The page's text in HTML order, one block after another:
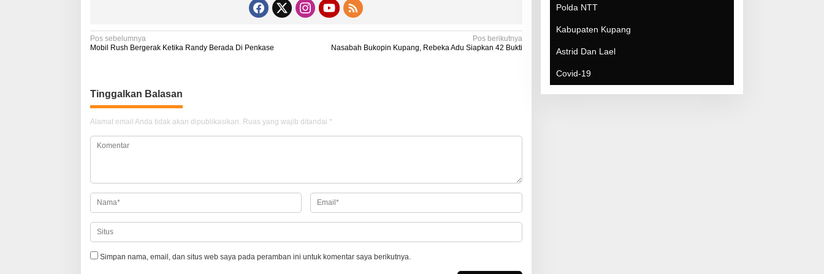
N
i
g
a
s
p
o
s
Pos sebelumnya
Mobil Rush Bergerak Ketika Randy Berada Di Penkase
Pos berikutnya
Nasabah Bukopin Kupang, Rebeka Adu Siapkan 42 Bukti
Tinggalkan Balasan
Alamat email Anda tidak akan dipublikasikan. Ruas yang wajib ditandai *
Simpan nama, email, dan situs web saya pada peramban ini untuk komentar saya berikutnya.
Covid-19